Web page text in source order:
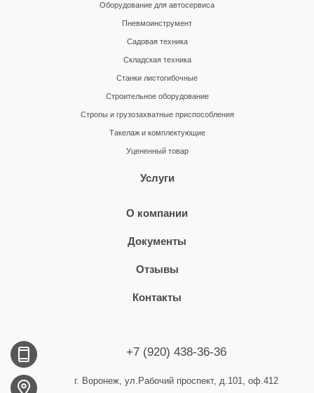
Оборудование для автосервиса
Пневмоинструмент
Садовая техника
Складская техника
Станки листогибочные
Строительное оборудование
Стропы и грузозахватные приспособления
Такелаж и комплектующие
Уцененный товар
Услуги
О компании
Документы
Отзывы
Контакты
+7 (920) 438-36-36
г. Воронеж, ул.Рабочий проспект, д.101, оф.412